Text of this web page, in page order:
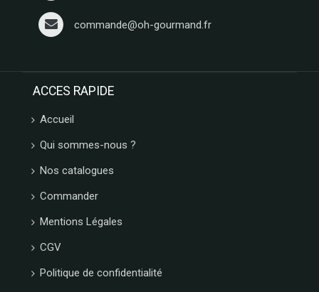
commande@oh-gourmand.fr
ACCES RAPIDE
Accueil
Qui sommes-nous ?
Nos catalogues
Commander
Mentions Légales
CGV
Politique de confidentialité